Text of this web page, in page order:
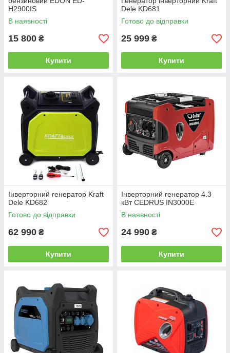
H2900IS
В наявності
15 800 ₴
Купити
Dele KD681
Готово до відправки
25 999 ₴
Купити
Інверторний генератор Kraft
Dele KD682
Готово до відправки
62 990 ₴
Купити
Інверторний генератор 4.3
кВт CEDRUS IN3000E
В наявності
24 990 ₴
Купити